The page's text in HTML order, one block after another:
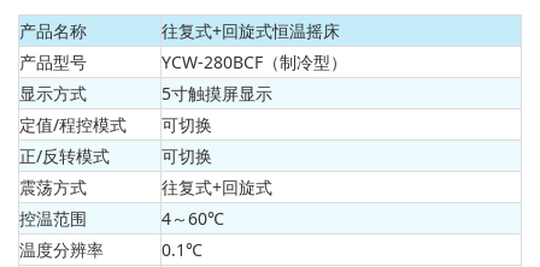
产品名称
往复式+回旋式恒温摇床
产品型号
YCW-280BCF（制冷型）
显示方式
5寸触摸屏显示
定值/程控模式
可切换
正/反转模式
可切换
震荡方式
往复式+回旋式
控温范围
4～60℃
温度分辨率
0.1℃